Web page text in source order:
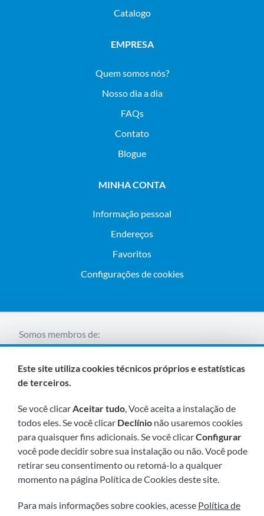
Catalogo
EMPRESA
Quem somos nós?
Nosso dia a dia
FAQs
Contato
Blogue
MINHA CONTA
Informação pessoal
Endereços
Favoritos
Configurações de cookies
Somos membros de:
Visite-nos em breve em:
Este site utiliza cookies técnicos próprios e estatísticas
de terceiros.
Se você clicarAceitar tudo, Você aceita a instalação de
todos eles. Se você clicar Declínio não usaremos cookies
para quaisquer fins adicionais. Se você clicarConfigurar
você pode decidir sobre sua instalação ou não. Você pode
retirar seu consentimento ou retomá-lo a qualquer
momento na página Política de Cookies deste site.
Para mais informações sobre cookies, acesse Política de